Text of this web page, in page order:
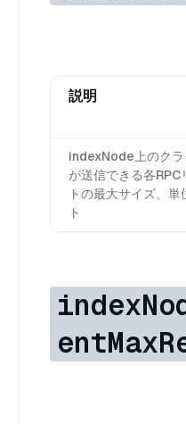
説明
indexNode上のクラ
が送信できる各RPC
トの最大サイズ、単
ト